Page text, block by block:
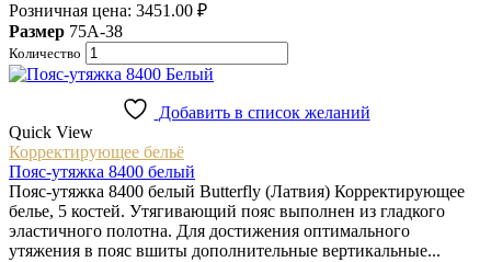
Розничная цена: 3451.00 ₽
Размер 75A-38
Количество
Добавить в список желаний
Quick View
Корректирующее бельё
Пояс-утяжка 8400 белый
Пояс-утяжка 8400 белый Butterfly (Латвия) Корректирующее
белье, 5 костей. Утягивающий пояс выполнен из гладкого
эластичного полотна. Для достижения оптимального
утяжения в пояс вшиты дополнительные вертикальные...